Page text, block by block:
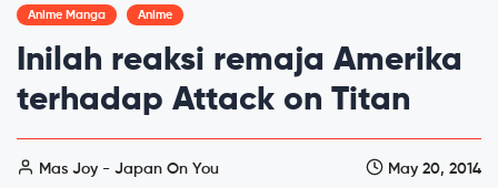
Anime Manga Anime
Inilah reaksi remaja Amerika
terhadap Attack on Titan
Mas Joy - Japan On You May 20, 2014